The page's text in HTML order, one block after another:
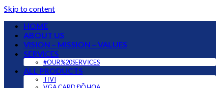
Skip to content
HOME
ABOUT US
VISION – MISSION – VALUES
SERVICES
#OUR%20SERVICES
ALL PRODUCTS
TIVI